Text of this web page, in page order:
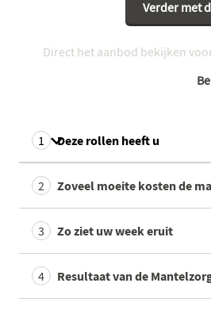
Verder met
Direct het aanbod bekijken
Mijn
antwoorden
Deze rollen heeft u
U heeft nog geen rollen
Zoveel moeite kosten de
Zo ziet uw week eruit
Resultaat van de